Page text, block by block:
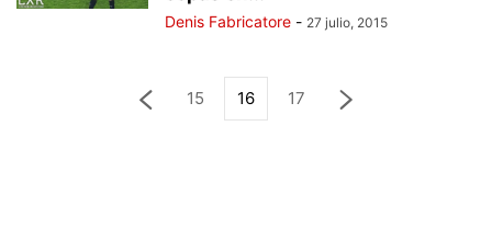
Denis Fabricatore - 27 julio, 2015
15 16 17